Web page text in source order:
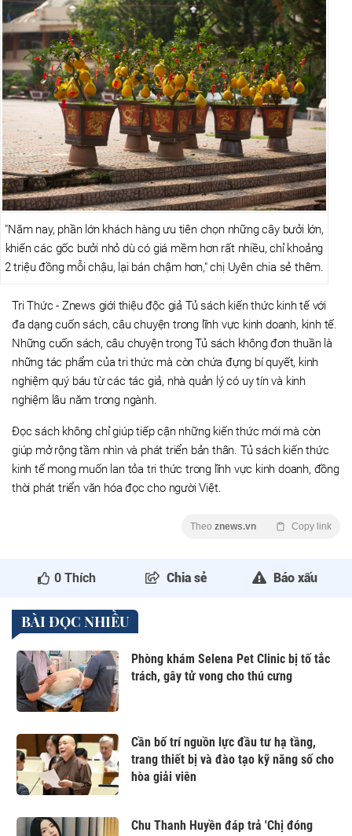
"Năm nay, phần lớn khách hàng ưu tiên chọn những cây bưởi lớn,
khiến các gốc bưởi nhỏ dù có giá mềm hơn rất nhiều, chỉ khoảng
2 triệu đồng mỗi chậu, lại bán chậm hơn," chị Uyên chia sẻ thêm.
Tri Thức - Znews giới thiệu độc giả Tủ sách kiến thức kinh tế với
đa dạng cuốn sách, câu chuyện trong lĩnh vực kinh doanh, kinh tế.
Những cuốn sách, câu chuyện trong Tủ sách không đơn thuần là
những tác phẩm của tri thức mà còn chứa đựng bí quyết, kinh
nghiệm quý báu từ các tác giả, nhà quản lý có uy tín và kinh
nghiệm lâu năm trong ngành.
Đọc sách không chỉ giúp tiếp cận những kiến thức mới mà còn
giúp mở rộng tầm nhìn và phát triển bản thân. Tủ sách kiến thức
kinh tế mong muốn lan tỏa tri thức trong lĩnh vực kinh doanh, đồng
thời phát triển văn hóa đọc cho người Việt.
Theo znews.vn Copy link
0 Thích Chia sẻ Báo xấu
BÀI ĐỌC NHIỀU
Phòng khám Selena Pet Clinic bị tố tắc
trách, gây tử vong cho thú cưng
Cần bố trí nguồn lực đầu tư hạ tầng,
trang thiết bị và đào tạo kỹ năng số cho
hòa giải viên
Chu Thanh Huyền đáp trả 'Chị đóng